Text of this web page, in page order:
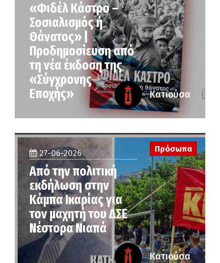
«Φιδέλ Κάστρο –
Σοσιαλισμός ή
Θάνατος» |
Προδημοσίευση από
τη νέα έκδοση της
«Σύγχρονης
Εποχής»
Κατιούσα
27-06-2026
Από την πολιτική
εκδήλωση στην
Κάμπα Ικαρίας για
τον μαχητή του ΔΣΕ
Νέστορα Νιαπά
Πρόσωπα
Κατιούσα